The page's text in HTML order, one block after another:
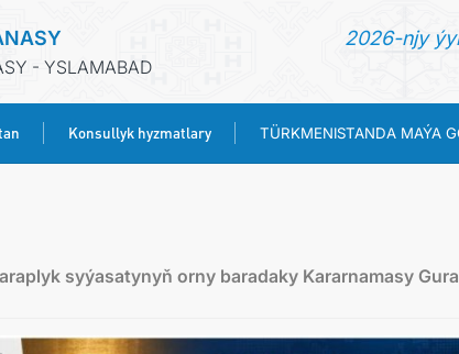
- YSLAMABAD
2026-njy
Konsullyk hyzmatlary TÜRKMENISTANDA MAÝA
syýasatynyň orny baradaky Kararnamasy